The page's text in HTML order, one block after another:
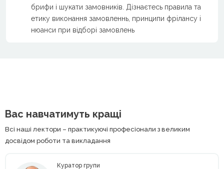
брифи і шукати замовників. Дізнаєтесь правила та
етику виконання замовленнь, принципи фрілансу і
нюанси при відборі замовлень
Вас навчатимуть кращі
Всі наші лектори – практикуючі професіонали з великим
досвідом роботи та викладання
Куратор групи